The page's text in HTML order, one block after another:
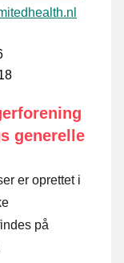
generelle
er oprettet i
på